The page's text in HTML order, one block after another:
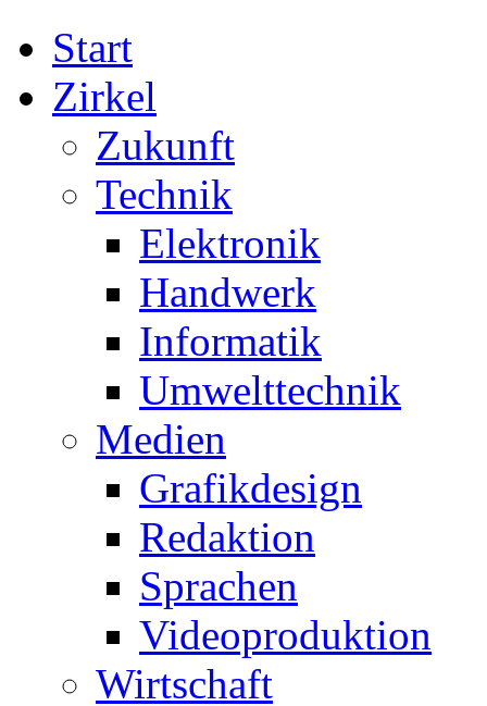
Start
Zirkel
Zukunft
Technik
Elektronik
Handwerk
Informatik
Umwelttechnik
Medien
Grafikdesign
Redaktion
Sprachen
Videoproduktion
Wirtschaft